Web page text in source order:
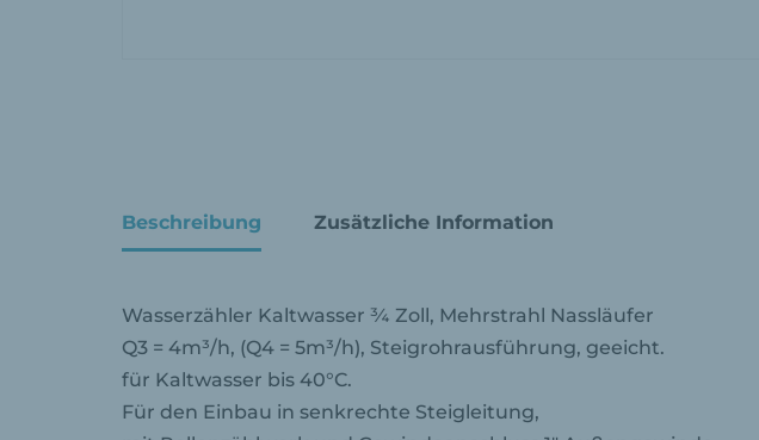
Beschreibung Zusätzliche Information
Wasserzähler Kaltwasser ¾ Zoll, Mehrstrahl Nassläufer
Q3 = 4m³/h, (Q4 = 5m³/h), Steigrohrausführung, geeicht.
für Kaltwasser bis 40°C.
Für den Einbau in senkrechte Steigleitung,